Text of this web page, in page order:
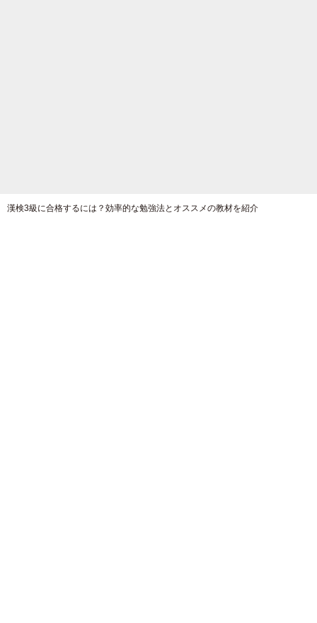
漢検3級に合格するには？効率的な勉強法とオススメの教材を紹介